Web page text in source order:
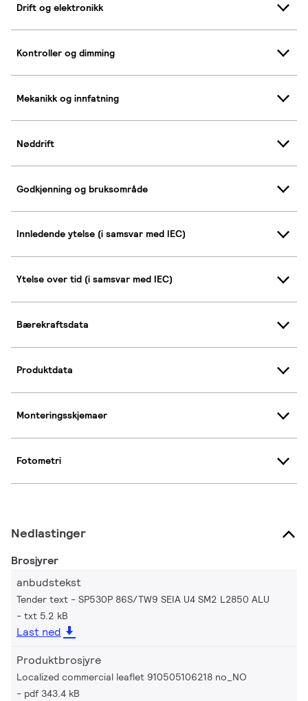
Drift og elektronikk
Kontroller og dimming
Mekanikk og innfatning
Nøddrift
Godkjenning og bruksområde
Innledende ytelse (i samsvar med IEC)
Ytelse over tid (i samsvar med IEC)
Bærekraftsdata
Produktdata
Monteringsskjemaer
Fotometri
Nedlastinger
Brosjyrer
anbudstekst
Tender text - SP530P 86S/TW9 SEIA U4 SM2 L2850 ALU
txt 5.2 kB
Last ned
Produktbrosjyre
Localized commercial leaflet 910505106218 no_NO
pdf 343.4 kB